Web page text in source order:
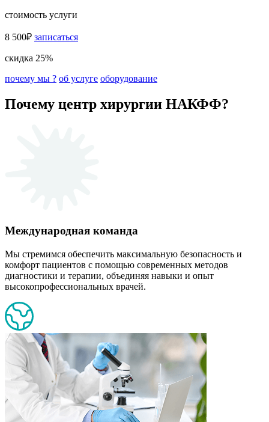
стоимость услуги
8 500₽ записаться
скидка 25%
почему мы ? об услуге оборудование
Почему центр хирургии НАКФФ?
Международная команда
Мы стремимся обеспечить максимальную безопасность и
комфорт пациентов с помощью современных методов
диагностики и терапии, объединяя навыки и опыт
высокопрофессиональных врачей.